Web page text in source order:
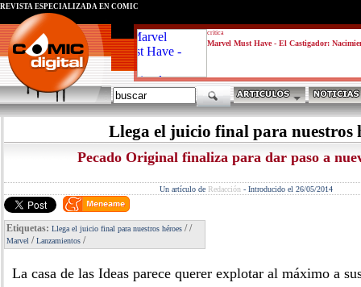
critica
Marvel Must Have - El Castigador:
REVISTA ESPECIALIZADA EN CÓMIC
Llega el juicio final para nuestros
Pecado Original finaliza para dar paso a
Un artículo de Redacción - Introducido el 26/05/2014
Etiquetas: Llega el juicio final para nuestros héroes //
Marvel /Lanzamientos /
La casa de las Ideas parece querer explotar al máximo a